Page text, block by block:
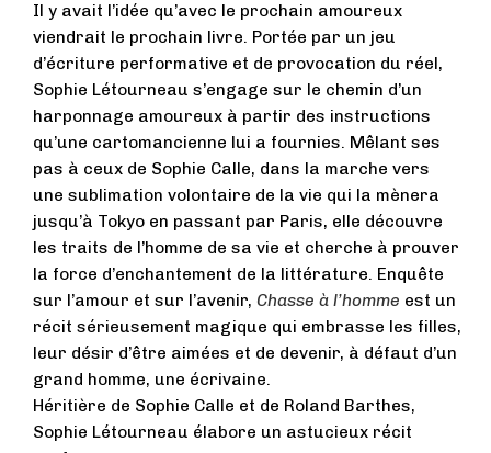
Il y avait l’idée qu’avec le prochain amoureux
viendrait le prochain livre. Portée par un jeu
d’écriture performative et de provocation du réel,
Sophie Létourneau s’engage sur le chemin d’un
harponnage amoureux à partir des instructions
qu’une cartomancienne lui a fournies. Mêlant ses
pas à ceux de Sophie Calle, dans la marche vers
une sublimation volontaire de la vie qui la mènera
jusqu’à Tokyo en passant par Paris, elle découvre
les traits de l’homme de sa vie et cherche à prouver
la force d’enchantement de la littérature. Enquête
sur l’amour et sur l’avenir, Chasse à l’homme est un
récit sérieusement magique qui embrasse les filles,
leur désir d’être aimées et de devenir, à défaut d’un
grand homme, une écrivaine.
Héritière de Sophie Calle et de Roland Barthes,
Sophie Létourneau élabore un astucieux récit